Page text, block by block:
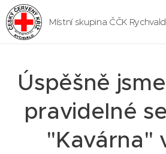
Místní skupina ČČK Rychvald
Úspěšně
pravidelné
"Kavárna"